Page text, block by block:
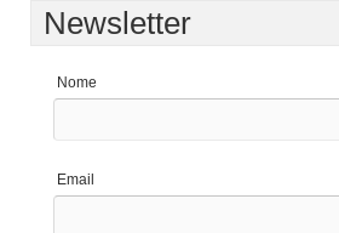
Newsletter
Nome
Email